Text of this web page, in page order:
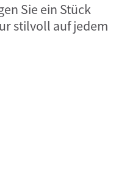
Sie ein Stück
stilvoll auf jedem